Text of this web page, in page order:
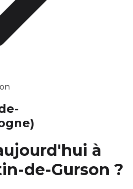
à
de-Gurson ?